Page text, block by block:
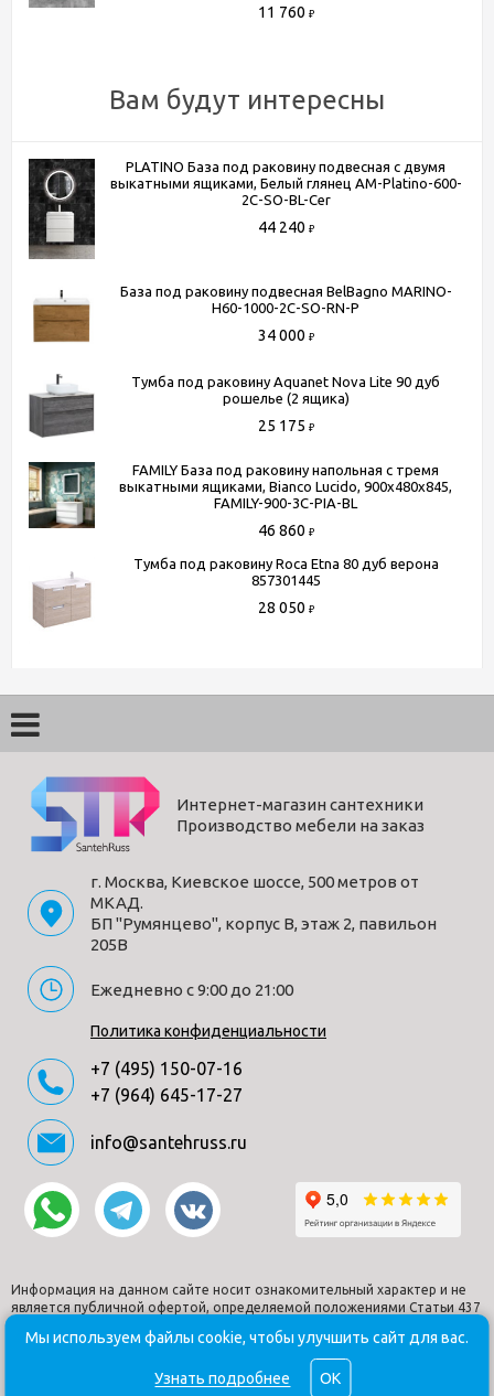
Материал корпуса
пластик
Способы получения товара:
- Самовывоз из шоу-рума по адресу Киевское шоссе, 500
павильон 205В
- Доставка по Москве в пределах МКАД (стоимость
доставки рассчитывается менеджером после оформления
заказа)
(для всей России)
Более подробную информацию вы можете получить по
телефону
+7 (495) 150-07-16 +7 (964) 645-17-27
11 760 ₽
Вам будут интересны
PLATINO База под раковину подвесная с двумя
выкатными ящиками, Белый глянец AM-Platino-600-
2C-SO-BL-Cer
44 240 ₽
База под раковину подвесная BelBagno MARINO-
H60-1000-2C-SO-RN-P
34 000 ₽
Тумба под раковину Aquanet Nova Lite 90 дуб
рошелье (2 ящика)
25 175 ₽
FAMILY База под раковину напольная с тремя
выкатными ящиками, Bianco Lucido, 900x480x845,
FAMILY-900-3C-PIA-BL
46 860 ₽
Тумба под раковину Roca Etna 80 дуб верона
857301445
28 050 ₽
Интернет-магазин сантехники
Производство мебели на заказ
г. Москва, Киевское шоссе, 500 метров от
МКАД.
БП "Румянцево", корпус В, этаж 2, павильон
205В
Ежедневно с 9:00 до 21:00
Политика конфиденциальности
+7 (495) 150-07-16
+7 (964) 645-17-27
info@santehruss.ru
Информация на данном сайте носит ознакомительный характер и не
является публичной офертой, определяемой положениями Статьи 437
© Santehruss.ru 2018-2026. Все права защищены. Все торговые
марки принадлежат их владельцам.
Мы используем файлы cookie, чтобы улучшить сайт для вас.
Узнать подробнее OK